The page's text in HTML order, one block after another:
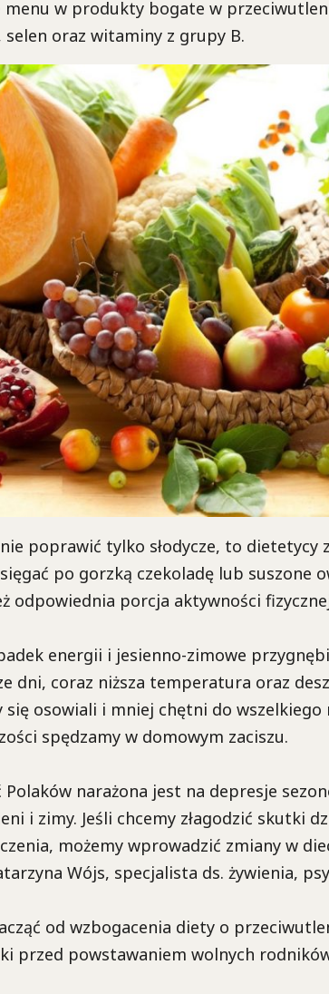
menu w produkty bogate w
selen oraz witaminy z grupy B.
poprawić tylko słodycze, to dietetycy
po gorzką czekoladę lub suszone
odpowiednia porcja aktywności
energii i jesienno-zimowe
dni, coraz niższa temperatura oraz
się osowiali i mniej chętni do
spędzamy w domowym zaciszu.
Polaków narażona jest na depresje
i zimy. Jeśli chcemy złagodzić skutki
możemy wprowadzić zmiany w
Wójs, specjalista ds. żywienia,
od wzbogacenia diety o
przed powstawaniem wolnych